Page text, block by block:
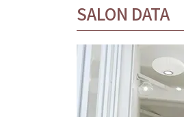
SALON DATA